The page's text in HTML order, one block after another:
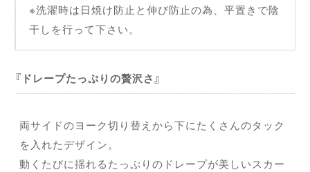
※洗濯時は日焼け防止と伸び防止の為、平置きで陰
干しを行って下さい。
ドレープたっぷりの贅沢さ
両サイドのヨーク切り替えから下にたくさんのタック
を入れたデザイン。
動くたびに揺れるたっぷりのドレープが美しいスカー